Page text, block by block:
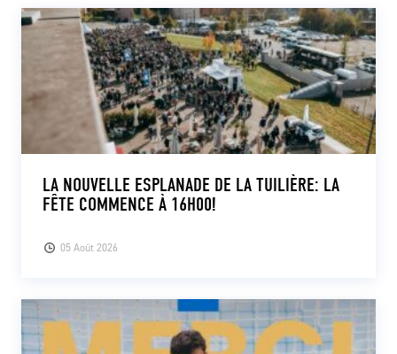
CLUB
CONTACT
L’APP DU LS
PRESSE ET MEDIAS
05 Août 2026
LA NOUVELLE ESPLANADE DE LA TUILIÈRE: LA
FÊTE COMMENCE À 16H00!